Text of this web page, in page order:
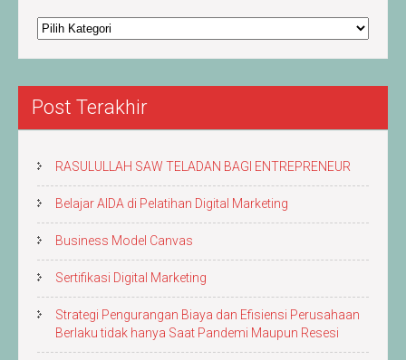
Berita
&
Artikel
Post Terakhir
RASULULLAH SAW TELADAN BAGI ENTREPRENEUR
Belajar AIDA di Pelatihan Digital Marketing
Business Model Canvas
Sertifikasi Digital Marketing
Strategi Pengurangan Biaya dan Efisiensi Perusahaan
Berlaku tidak hanya Saat Pandemi Maupun Resesi